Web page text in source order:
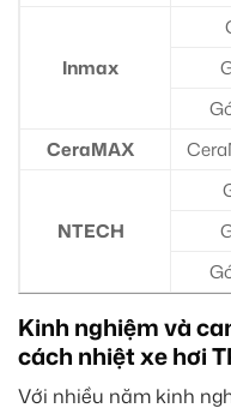
Inmax
CeraMAX
NTECH
Kinh nghiệm và
cách nhiệt xe hơi
Với nhiều năm kinh